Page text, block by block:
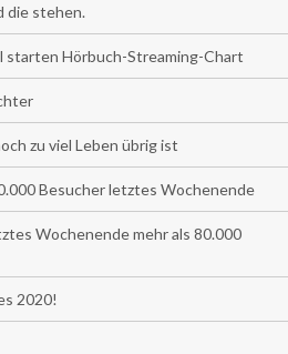
die stehen.
starten Hörbuch-Streaming-Chart
zu viel Leben übrig ist
Besucher letztes Wochenende
Wochenende mehr als 80.000
2020!